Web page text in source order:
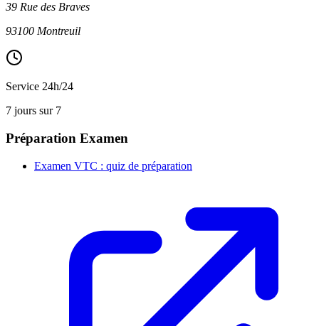
39 Rue des Braves
93100 Montreuil
Service 24h/24
7 jours sur 7
Préparation Examen
Examen VTC : quiz de préparation